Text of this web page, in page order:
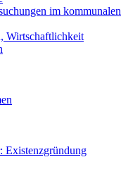
im kommunalen
Wirtschaftlichkeit
Existenzgründung